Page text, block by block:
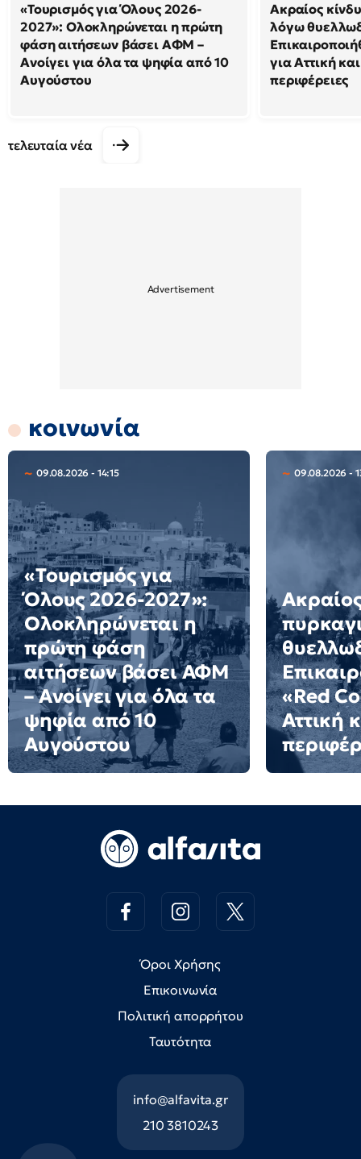
«Τουρισμός για Όλους 2026-
2027»: Ολοκληρώνεται η πρώτη
φάση αιτήσεων βάσει ΑΦΜ –
Ανοίγει για όλα τα ψηφία από 10
Αυγούστου
Ακραίος
λόγω
για Αττική
περιφέρειες
τελευταία νέα
κοινωνία
09.08.2026 - 14:15
«Τουρισμός για
Όλους 2026-2027»:
Ολοκληρώνεται η
πρώτη φάση
αιτήσεων βάσει ΑΦΜ
– Ανοίγει για όλα τα
ψηφία από 10
Αυγούστου
09.08.2026 -
«Red
Αττική
Όροι Χρήσης
Επικοινωνία
Πολιτική απορρήτου
Ταυτότητα
info@alfavita.gr
210 3810243